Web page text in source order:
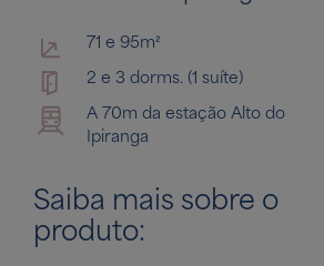
71 e 95m²
2 e 3 dorms. (1 suíte)
A 70m da estação Alto do
Ipiranga
Saiba mais sobre o
produto: